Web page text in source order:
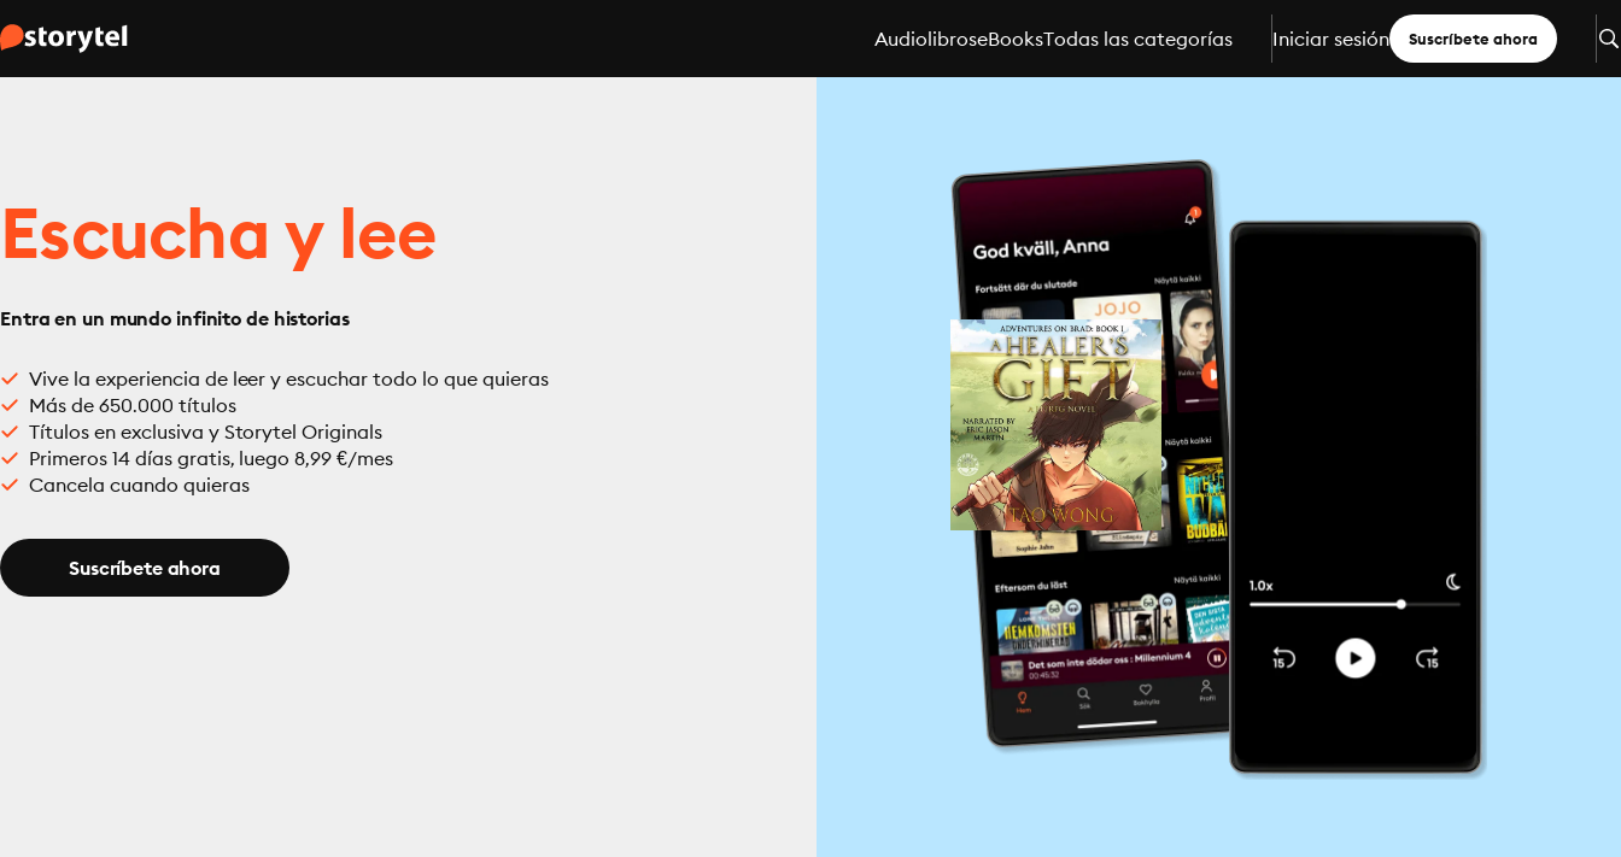
AudiolibroseBooksTodas las categorías Iniciar sesión Suscríbete ahora
Escucha y lee
Entra en un mundo infinito de historias
Vive la experiencia de leer y escuchar todo lo que quieras
Más de 650.000 títulos
Títulos en exclusiva y Storytel Originals
Primeros 14 días gratis, luego 8,99 €/mes
Cancela cuando quieras
Suscríbete ahora